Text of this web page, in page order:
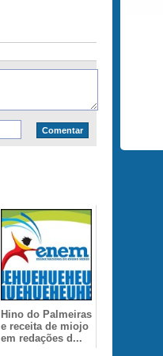
Hino do Palmeiras
e receita de miojo
em redações d...